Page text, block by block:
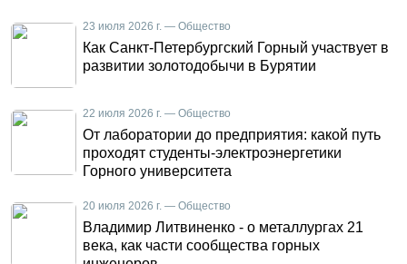
23 июля 2026 г. — Общество
Как Санкт-Петербургский Горный участвует в
развитии золотодобычи в Бурятии
22 июля 2026 г. — Общество
От лаборатории до предприятия: какой путь
проходят студенты-электроэнергетики
Горного университета
20 июля 2026 г. — Общество
Владимир Литвиненко - о металлургах 21
века, как части сообщества горных